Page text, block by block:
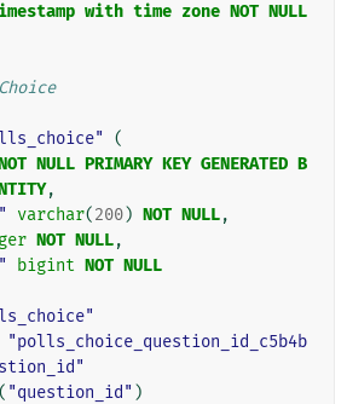
with time zone NOT NULL
(
NULL PRIMARY KEY GENERATED B
,
varchar(200) NOT NULL,
NOT NULL,
bigint NOT NULL
"polls_choice_question_id_c5b4b
( "question_id" )